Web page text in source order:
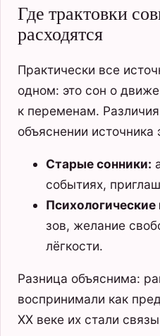
Где трактовки
расходятся
Практически все
одном: это сон о
к переменам.
объяснении источника
Старые сонники:
событиях,
зов, желание
лёгкости.
Разница объяснима:
воспринимали как
XX веке их стали